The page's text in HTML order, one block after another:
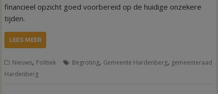
financieel opzicht goed voorbereid op de huidige onzekere
tijden.
LEES MEER
Nieuws, Politiek Begroting, Gemeente Hardenberg, gemeenteraad
Hardenberg